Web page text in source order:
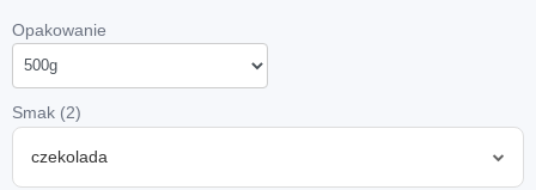
Opakowanie
Smak (2)
czekolada